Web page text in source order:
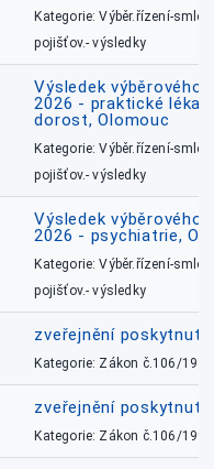
Kategorie: Výběr.řízení-
pojišťov.- výsledky
Výsledek výběrového
2026 - praktické
dorost, Olomouc
Kategorie: Výběr.řízení-
pojišťov.- výsledky
Výsledek výběrového
2026 - psychiatrie,
Kategorie: Výběr.řízení-
pojišťov.- výsledky
zveřejnění
Kategorie: Zákon č.106/1999
zveřejnění
Kategorie: Zákon č.106/1999